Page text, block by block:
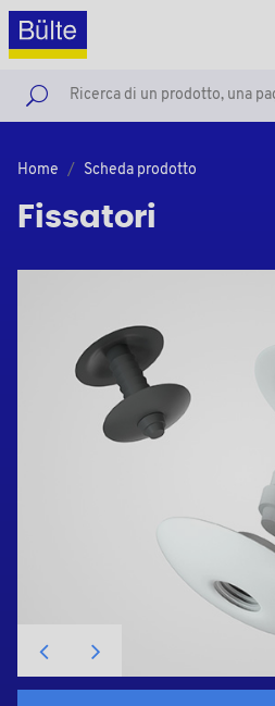
Home Scheda prodotto
Fissatori